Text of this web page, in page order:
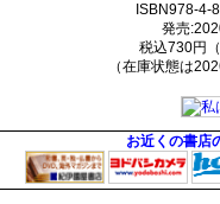
ISBN978-4-
発売
税込730円
（在庫状態は
お近くの書店